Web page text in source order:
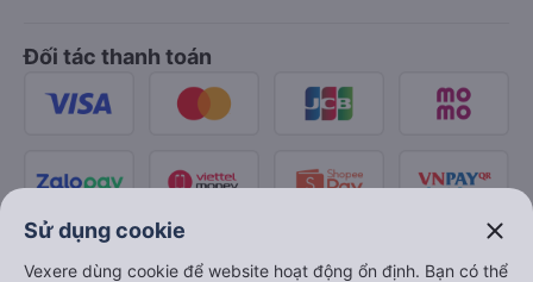
Đối tác thanh toán
Sử dụng cookie close
Vexere dùng cookie để website hoạt động ổn định. Bạn có thể